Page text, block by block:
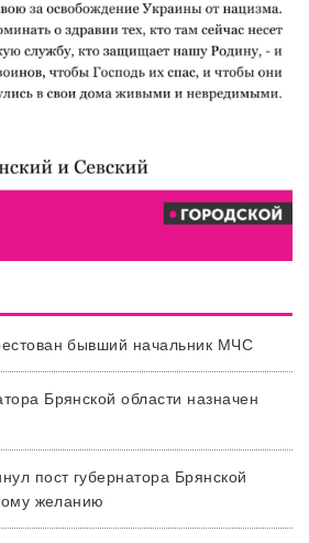
бывший начальник МЧС
Брянской области назначен
пост губернатора Брянской
желанию